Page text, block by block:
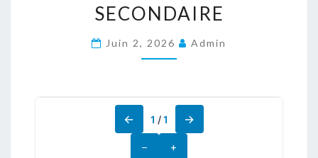
SECONDAIRE
Juin 2, 2026 Admin
− +
← 1 / 1 →